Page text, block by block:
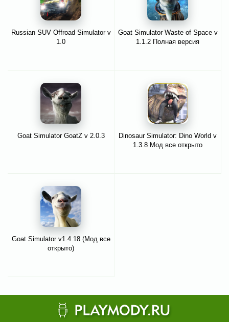
Russian SUV Offroad Simulator v
1.0
Goat Simulator Waste of Space v
1.1.2 Полная версия
Goat Simulator GoatZ v 2.0.3
Dinosaur Simulator: Dino World v
1.3.8 Мод все открыто
Goat Simulator v1.4.18 (Мод все
открыто)